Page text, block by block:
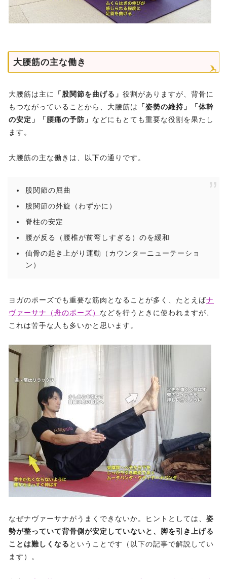
大腰筋の主な働き
大腰筋は主に 「股関節を曲げる」 役割がありますが、背骨に
もつながっていることから、大腰筋は
「姿勢の維持」「体幹
の安定」「腰痛の予防」 などにもとても重要な役割を果たし
ます。
大腰筋の主な働きは、以下の通りです。
股関節の屈曲
股関節の外旋（わずかに）
脊柱の安定
腰が反る（腰椎が前弯しすぎる）のを緩和
仙骨の起き上がり運動（カウンターニューテーショ
ン）
ヨガのポーズでも重要な筋肉となることが多く、たとえばナ
ヴァーサナ（舟のポーズ） などを行うときに使われますが、
これは苦手な人も多いかと思います。
なぜナヴァーサナがうまくできないか。ヒントとしては、 姿
勢が整っていて背骨側が安定していないと、脚を引き上げる
ことは難しくなる ということです（以下の記事で解説してい
ます）。